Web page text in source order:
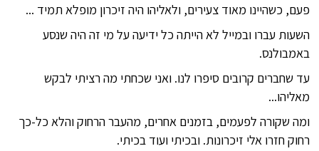
פעם, כשהיינו מאוד צעירים, ולאליהו היה זיכרון מופלא תמיד ...
השעות עברו ובמייל לא הייתה כל ידיעה על מי זה היה שנסע
באמבולנס.
עד שחברים קרובים סיפרו לנו. ואני שכחתי מה רציתי לבקש
מאליהו...
ומה שקורה לפעמים, בזמנים אחרים, מהעבר הרחוק והלא כל-כך
רחוק חזרו אלי זיכרונות. ובכיתי ועוד בכיתי.